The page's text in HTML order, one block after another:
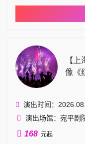
【
像《
演出时间：
演出场馆：宛平剧
168 元起